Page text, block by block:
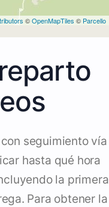
©OpenMapTiles © Parcello
seguimiento vía
hasta qué hora
la primera
Para obtener la